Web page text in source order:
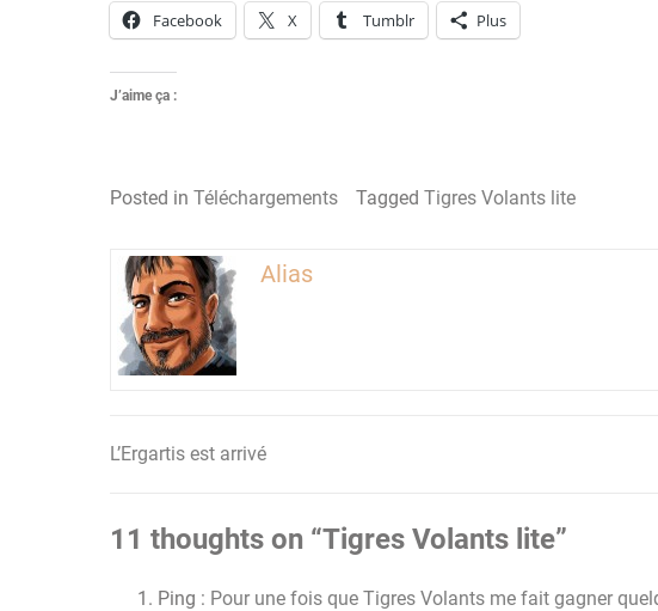
Facebook X Tumblr Plus
J’aime ça :
Posted in Téléchargements Tagged Tigres Volants lite
Alias
Navigation
l’article
L’Ergartis est arrivé
11 thoughts on “Tigres Volants lite”
Ping : Pour une fois que Tigres Volants me fait gagner